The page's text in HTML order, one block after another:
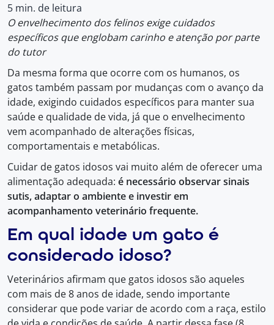
5 min. de leitura
O envelhecimento dos felinos exige cuidados
específicos que englobam carinho e atenção por parte
do tutor
Da mesma forma que ocorre com os humanos, os
gatos também passam por mudanças com o avanço da
idade, exigindo cuidados específicos para manter sua
saúde e qualidade de vida, já que o envelhecimento
vem acompanhado de alterações físicas,
comportamentais e metabólicas.
Cuidar de gatos idosos vai muito além de oferecer uma
alimentação adequada: é necessário observar sinais
sutis, adaptar o ambiente e investir em
acompanhamento veterinário frequente.
Em qual idade um gato é
considerado idoso?
Veterinários afirmam que gatos idosos são aqueles
com mais de 8 anos de idade, sendo importante
considerar que pode variar de acordo com a raça, estilo